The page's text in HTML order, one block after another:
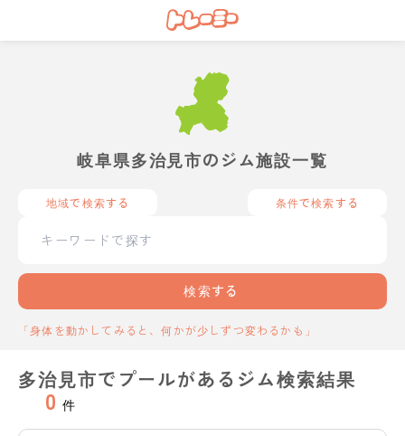
岐阜県多治見市のジム施設一覧
地域で検索する 条件で検索する
検索する
「身体を動かしてみると、何かが少しずつ変わるかも」
多治見市でプールがあるジム検索結果
0 件